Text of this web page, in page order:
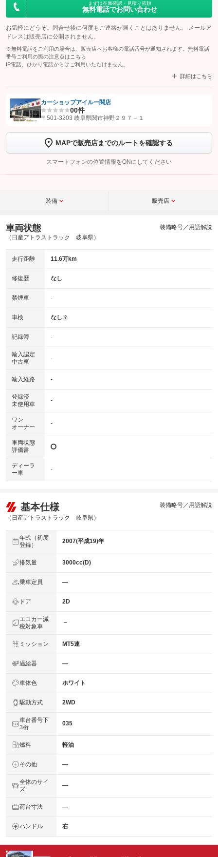
まずは在庫確認・見積り依頼
無料電話でお問い合わせ
お気軽にどうぞ。問合せ後に何度もご連絡が届くことはありません。 メールア
ドレスは販売店に公開されません。
※無料電話をご利用の場合は、販売店へお客様の電話番号が通知されます。無料電話
番号ご利用の際の注意点は こちら
IP電話、ひかり電話からはご利用いただけません。
詳細はこちら
【STEP1】認証画面でグーネットを友だち追加してから「許可する」ボタンを押します
【STEP2】
こちら
カーショップアイルー関店
00件
〒501-3203 岐阜県関市神野２９７－１
MAPで販売店までのルートを確認する
スマートフォンの位置情報をONにしてください
装備 販売店
車両状態
（日産アトラストラック 岐阜県）
装備略号／用語解説
走行距離 11.6万km
修復歴 なし
禁煙車 -
車検 なし ?
記録簿 -
輸入認定
中古車
-
輸入経路 -
登録済
未使用車
-
ワン
オーナー
-
車両状態
評価書
ディーラ
ー車
-
基本仕様
（日産アトラストラック 岐阜県）
装備略号／用語解説
年式（初度
登録）
2007(平成19)年
排気量 3000cc(D)
乗車定員 ―
ドア 2D
エコカー減
税対象車
－
ミッション MT5速
過給器 ―
車体色 ホワイト
駆動方式 2WD
車台番号下
3桁
035
燃料 軽油
その他 ―
全体のサイ
ズ
―
荷台寸法 ―
ハンドル 右